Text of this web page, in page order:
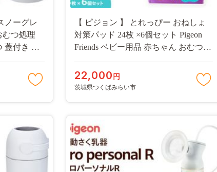
ノーグレ
むつ処理
蓋付き に
【 ピジョン 】 とれっぴー おねしょ
対策パッド 24枚 ×6個セット Pigeon
Friends ベビー用品 赤ちゃん おむつ
トイトレ [BD92-NT]
22,000 円
茨城県つくばみらい市